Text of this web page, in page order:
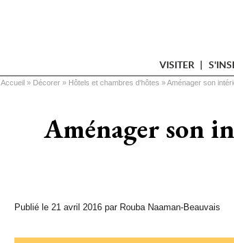
VISITER
Vous êtes ici
Accueil » Décorer » Hôtels et chambres d'hôtes » Aménager son
Aménager son
Publié le 21 avril 2016 par Rouba Naaman-Beauvais